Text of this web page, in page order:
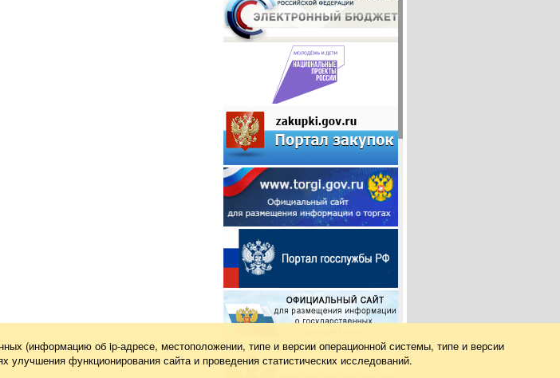
(информацию об ip-адресе, местоположении, типе и версии операционной системы, типе и версии
улучшения функционирования сайта и проведения статистических исследований.